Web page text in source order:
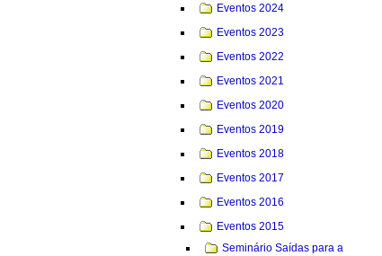
Eventos 2024
Eventos 2023
Eventos 2022
Eventos 2021
Eventos 2020
Eventos 2019
Eventos 2018
Eventos 2017
Eventos 2016
Eventos 2015
Seminário Saídas para a